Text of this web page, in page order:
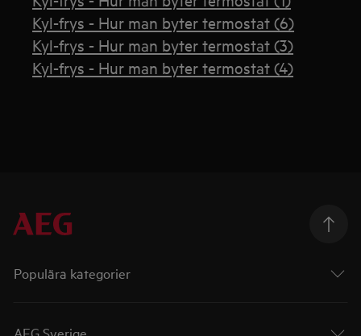
Kyl-frys - Hur man byter termostat (6)
Kyl-frys - Hur man byter termostat (3)
Kyl-frys - Hur man byter termostat (4)
Populära kategorier
AEG Sverige